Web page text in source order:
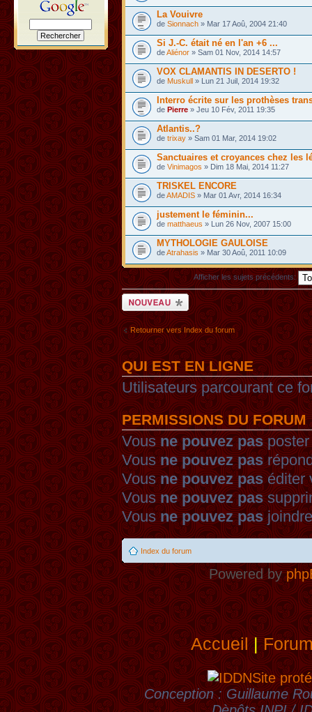
La Vouivre
de Sionnach » Mar 17 Aoû, 2004 21:40
Si J.-C. était né en l'an +6 ...
deAliénor » Sam 01 Nov, 2014 14:57
VOX CLAMANTIS IN DESERTO !
de Muskull » Lun 21 Juil, 2014 19:32
Interro écrite sur les prothèses
de Pierre » Jeu 10 Fév, 2011 19:35
Atlantis..?
de trixay » Sam 01 Mar, 2014 19:02
Sanctuaires et croyances chez les
de Vinimagos » Dim 18 Mai, 2014 11:27
TRISKEL ENCORE
deAMADIS » Mar 01 Avr, 2014 16:34
justement le féminin...
de matthaeus » Lun 26 Nov, 2007 15:00
MYTHOLOGIE GAULOISE
deAtrahasis » Mar 30 Aoû, 2011 10:09
Afficher les sujets précédents:
Ecrire un nouveau
sujet
Retourner vers Index du forum
QUI EST EN LIGNE
Utilisateurs parcourant ce
PERMISSIONS DU FORUM
Vousne pouvez pasposter
Vousne pouvez pas
Vousne pouvez paséditer
Vousne pouvez pas
Vousne pouvez pas
Index du forum
Powered by
Accueil|
Site
Conception : Guillaume